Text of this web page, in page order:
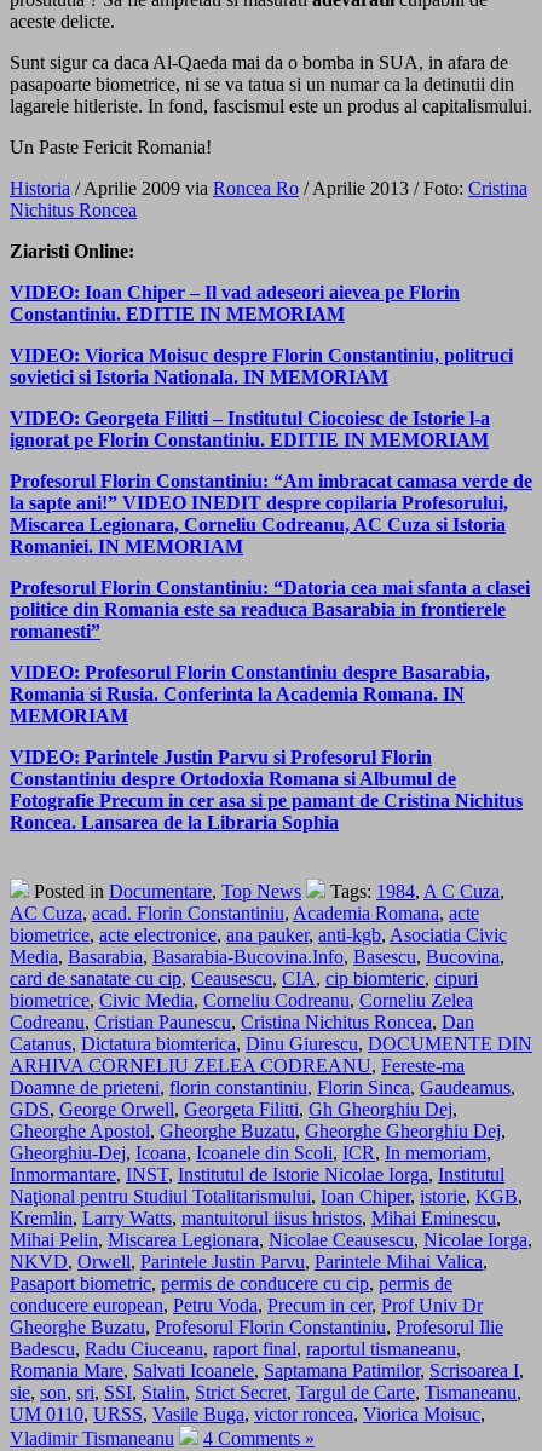
aceste delicte.
Sunt sigur ca daca Al-Qaeda mai da o bomba in SUA, in afara de
pasapoarte biometrice, ni se va tatua si un numar ca la detinutii din
lagarele hitleriste. In fond, fascismul este un produs al capitalismului.
Un Paste Fericit Romania!
Historia / Aprilie 2009 via Roncea Ro / Aprilie 2013 / Foto: Cristina
Nichitus Roncea
Ziaristi Online:
VIDEO: Ioan Chiper – Il vad adeseori aievea pe Florin
Constantiniu. EDITIE IN MEMORIAM
VIDEO: Viorica Moisuc despre Florin Constantiniu, politruci
sovietici si Istoria Nationala. IN MEMORIAM
VIDEO: Georgeta Filitti – Institutul Ciocoiesc de Istorie l-a
ignorat pe Florin Constantiniu. EDITIE IN MEMORIAM
Profesorul Florin Constantiniu: “Am imbracat camasa verde de
la sapte ani!” VIDEO INEDIT despre copilaria Profesorului,
Miscarea Legionara, Corneliu Codreanu, AC Cuza si Istoria
Romaniei. IN MEMORIAM
Profesorul Florin Constantiniu: “Datoria cea mai sfanta a clasei
politice din Romania este sa readuca Basarabia in frontierele
romanesti”
VIDEO: Profesorul Florin Constantiniu despre Basarabia,
Romania si Rusia. Conferinta la Academia Romana. IN
MEMORIAM
VIDEO: Parintele Justin Parvu si Profesorul Florin
Constantiniu despre Ortodoxia Romana si Albumul de
Fotografie Precum in cer asa si pe pamant de Cristina Nichitus
Roncea. Lansarea de la Libraria Sophia
Posted in Documentare, Top News Tags: 1984, A C Cuza,
AC Cuza, acad. Florin Constantiniu, Academia Romana, acte
biometrice, acte electronice, ana pauker, anti-kgb, Asociatia Civic
Media, Basarabia, Basarabia-Bucovina.Info, Basescu, Bucovina,
card de sanatate cu cip, Ceausescu, CIA, cip biomteric, cipuri
biometrice, Civic Media, Corneliu Codreanu, Corneliu Zelea
Codreanu, Cristian Paunescu, Cristina Nichitus Roncea, Dan
Catanus, Dictatura biomterica, Dinu Giurescu, DOCUMENTE DIN
ARHIVA CORNELIU ZELEA CODREANU, Fereste-ma
Doamne de prieteni, florin constantiniu, Florin Sinca, Gaudeamus,
GDS, George Orwell, Georgeta Filitti, Gh Gheorghiu Dej,
Gheorghe Apostol, Gheorghe Buzatu, Gheorghe Gheorghiu Dej,
Gheorghiu-Dej, Icoana, Icoanele din Scoli, ICR, In memoriam,
Inmormantare, INST, Institutul de Istorie Nicolae Iorga, Institutul
Naţional pentru Studiul Totalitarismului, Ioan Chiper, istorie, KGB,
Kremlin, Larry Watts, mantuitorul iisus hristos, Mihai Eminescu,
Mihai Pelin, Miscarea Legionara, Nicolae Ceausescu, Nicolae Iorga,
NKVD, Orwell, Parintele Justin Parvu, Parintele Mihai Valica,
Pasaport biometric, permis de conducere cu cip, permis de
conducere european, Petru Voda, Precum in cer, Prof Univ Dr
Gheorghe Buzatu, Profesorul Florin Constantiniu, Profesorul Ilie
Badescu, Radu Ciuceanu, raport final, raportul tismaneanu,
Romania Mare, Salvati Icoanele, Saptamana Patimilor, Scrisoarea I,
sie, son, sri, SSI, Stalin, Strict Secret, Targul de Carte, Tismaneanu,
UM 0110, URSS, Vasile Buga, victor roncea, Viorica Moisuc,
Vladimir Tismaneanu
4 Comments »